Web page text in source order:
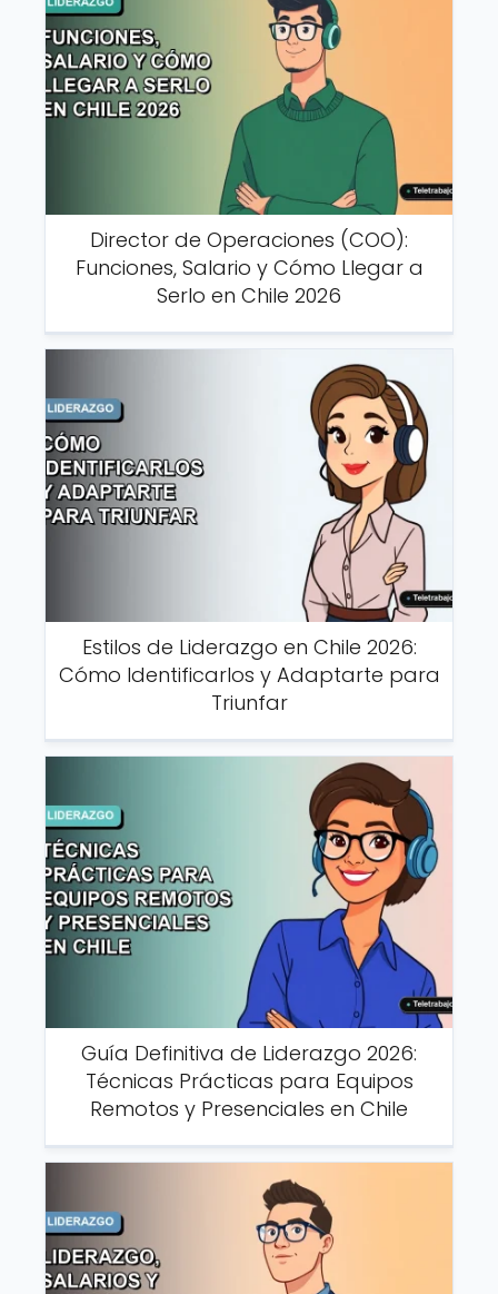
Director de Operaciones (COO):
Funciones, Salario y Cómo Llegar a
Serlo en Chile 2026
Estilos de Liderazgo en Chile 2026:
Cómo Identificarlos y Adaptarte para
Triunfar
Guía Definitiva de Liderazgo 2026:
Técnicas Prácticas para Equipos
Remotos y Presenciales en Chile